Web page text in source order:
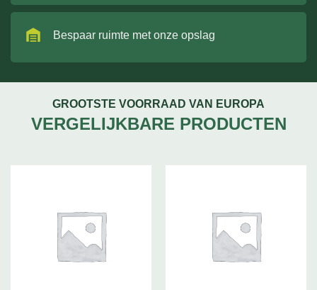
Bespaar ruimte met onze opslag
GROOTSTE VOORRAAD VAN EUROPA
VERGELIJKBARE PRODUCTEN